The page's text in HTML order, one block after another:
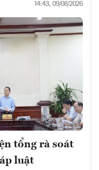
14:43, 09/08/2026
tổng rà soát
luật